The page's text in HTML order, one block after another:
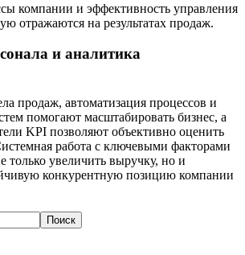
компании и эффективность управления
отражаются на результатах продаж.
и аналитика
продаж, автоматизация процессов и
помогают масштабировать бизнес, а
KPI позволяют объективно оценить
работа с ключевыми факторами
только увеличить выручку, но и
конкурентную позицию компании
Поиск